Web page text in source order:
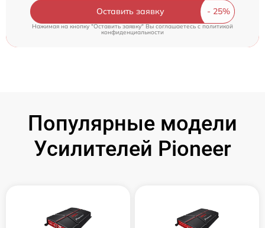
Оставить заявку
Нажимая на кнопку "Оставить заявку" Вы соглашаетесь c политикой
конфиденциальности
Популярные модели
Усилителей Pioneer